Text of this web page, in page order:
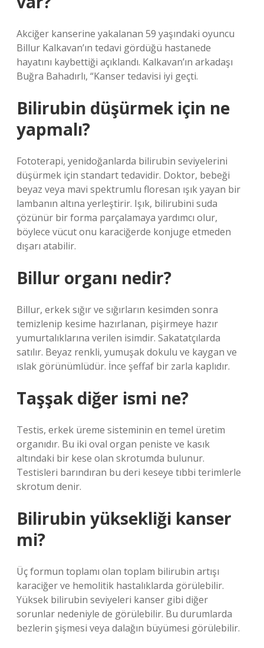
Akciğer kanserine yakalanan 59 yaşındaki oyuncu
Billur Kalkavan’ın tedavi gördüğü hastanede
hayatını kaybettiği açıklandı. Kalkavan’ın arkadaşı
Buğra Bahadırlı, “Kanser tedavisi iyi geçti.
Bilirubin düşürmek için ne
yapmalı?
Fototerapi, yenidoğanlarda bilirubin seviyelerini
düşürmek için standart tedavidir. Doktor, bebeği
beyaz veya mavi spektrumlu floresan ışık yayan bir
lambanın altına yerleştirir. Işık, bilirubini suda
çözünür bir forma parçalamaya yardımcı olur,
böylece vücut onu karaciğerde konjuge etmeden
dışarı atabilir.
Billur organı nedir?
Billur, erkek sığır ve sığırların kesimden sonra
temizlenip kesime hazırlanan, pişirmeye hazır
yumurtalıklarına verilen isimdir. Sakatatçılarda
satılır. Beyaz renkli, yumuşak dokulu ve kaygan ve
ıslak görünümlüdür. İnce şeffaf bir zarla kaplıdır.
Taşşak diğer ismi ne?
Testis, erkek üreme sisteminin en temel üretim
organıdır. Bu iki oval organ peniste ve kasık
altındaki bir kese olan skrotumda bulunur.
Testisleri barındıran bu deri keseye tıbbi terimlerle
skrotum denir.
Bilirubin yüksekliği kanser
mi?
Üç formun toplamı olan toplam bilirubin artışı
karaciğer ve hemolitik hastalıklarda görülebilir.
Yüksek bilirubin seviyeleri kanser gibi diğer
sorunlar nedeniyle de görülebilir. Bu durumlarda
bezlerin şişmesi veya dalağın büyümesi görülebilir.